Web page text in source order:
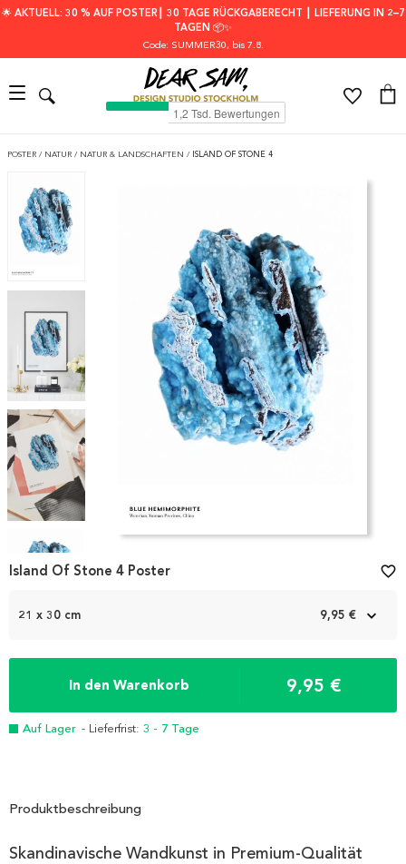
🌟 AKTUELL: 30 % AUF POSTER┃ 30 TAGE RÜCKGABERECHT ┃ LIEFERUNG IN 2–7
TAGEN 📦✨
Code: SUMMER30, bis 7.8.
POSTER / NATUR / NATUR & LANDSCHAFTEN / ISLAND OF STONE 4
1
21 x 30 cm 9,95 €
In den Warenkorb 9,95 €
Auf Lager - Lieferfrist: 3 - 7 Tage
Island Of Stone 4 Poster favorite_border
Produktbeschreibung
Skandinavische Wandkunst in Premium-Qualität